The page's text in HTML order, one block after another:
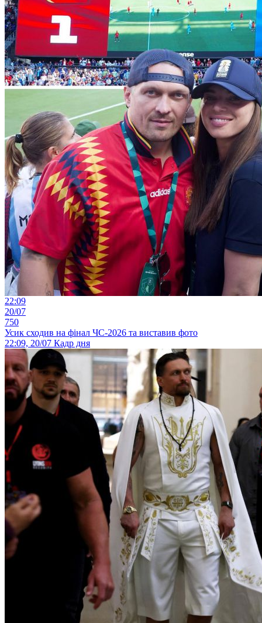
22:09
20/07
750
Усик сходив на фінал ЧС-2026 та виставив фото
22:09, 20/07 Кадр дня